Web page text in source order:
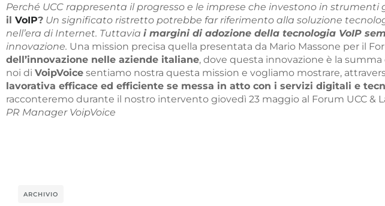
Perché UCC rappresenta il progresso e le imprese che investono in
il VoIP? Un significato ristretto potrebbe far riferimento alla soluzione
nell’era di Internet. Tuttavia i margini di adozione della tecnologia VoIP
innovazione. Una mission precisa quella presentata da Mario Massone per il
dell’innovazione nelle aziende italiane, dove questa innovazione è la
noi di VoipVoice sentiamo nostra questa mission e vogliamo mostrare,
lavorativa efficace ed efficiente se messa in atto con i servizi digitali e
racconteremo durante il nostro intervento giovedì 23 maggio al Forum UCC &
PR Manager VoipVoice
ARCHIVIO